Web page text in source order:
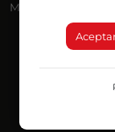
Más Madrugada